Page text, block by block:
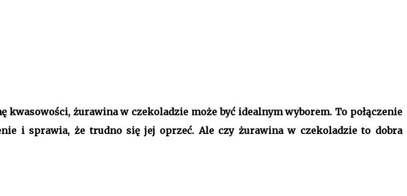
żurawina w czekoladzie może być idealnym wyborem. To połączenie
i sprawia, że trudno się jej oprzeć. Ale czy żurawina w czekoladzie to dobra